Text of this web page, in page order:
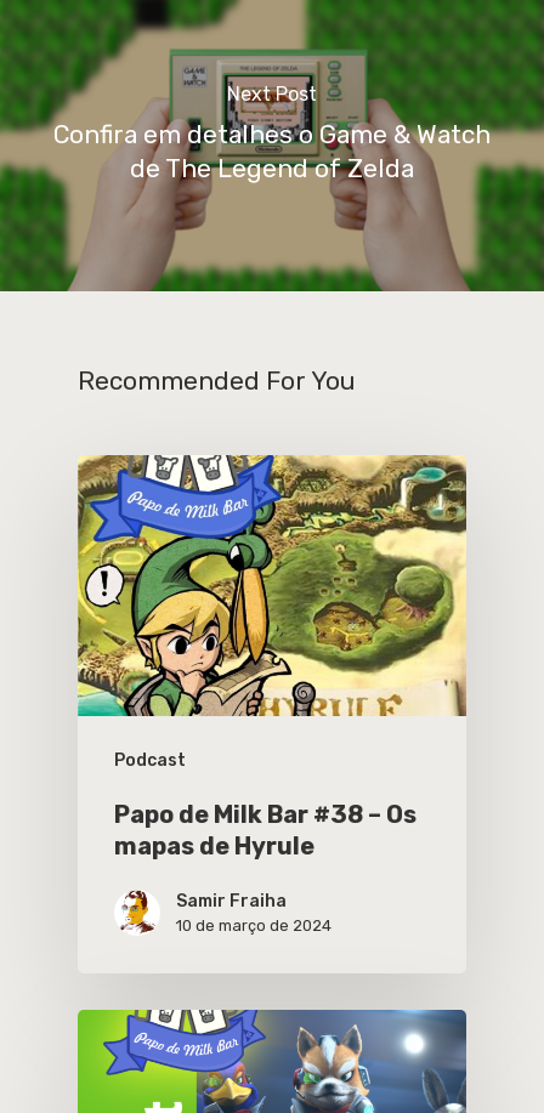
Next Post
Confira em detalhes o Game & Watch
de The Legend of Zelda
Recommended For You
Podcast
Papo de Milk Bar #38 – Os
mapas de Hyrule
Samir Fraiha
10 de março de 2024